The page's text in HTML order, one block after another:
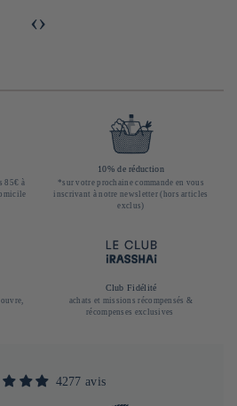
‹›
85€ à
10% de réduction
*sur votre prochaine commande en vous
inscrivant à notre newsletter (hors articles
exclus)
Club Fidélité
achats et missions récompensés &
récompenses exclusives
4277 avis